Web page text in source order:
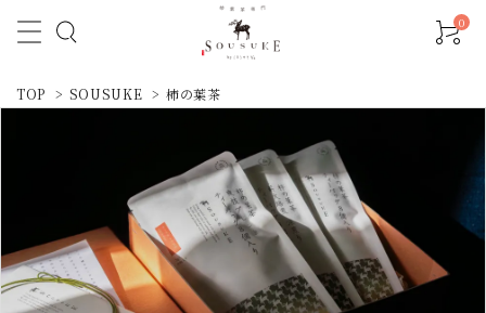
0
TOP > SOUSUKE > 柿の葉茶